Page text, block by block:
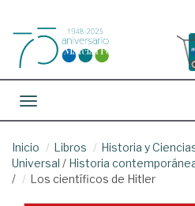
Toggle navigation
Inicio Libros Historia y
Universal / Historia
/
Los científicos de Hitler